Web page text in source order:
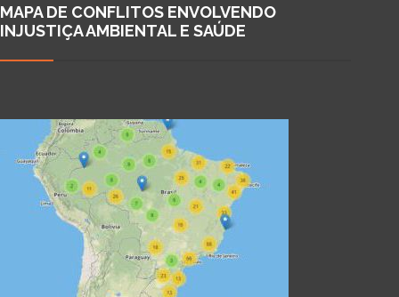
MAPA DE CONFLITOS ENVOLVENDO
INJUSTIÇA AMBIENTAL E SAÚDE